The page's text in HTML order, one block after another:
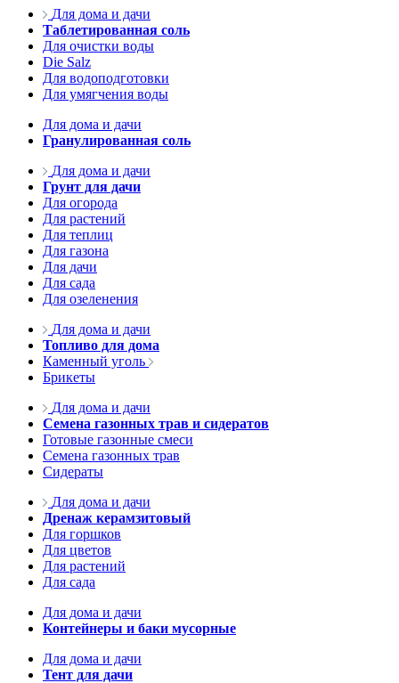
Для дома и дачи
Таблетированная соль
Для очистки воды
Die Salz
Для водоподготовки
Для умягчения воды
Для дома и дачи
Гранулированная соль
Для дома и дачи
Грунт для дачи
Для огорода
Для растений
Для теплиц
Для газона
Для дачи
Для сада
Для озеленения
Для дома и дачи
Топливо для дома
Каменный уголь
Брикеты
Для дома и дачи
Семена газонных трав и сидератов
Готовые газонные смеси
Семена газонных трав
Сидераты
Для дома и дачи
Дренаж керамзитовый
Для горшков
Для цветов
Для растений
Для сада
Для дома и дачи
Контейнеры и баки мусорные
Для дома и дачи
Тент для дачи